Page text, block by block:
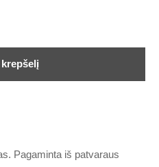
Pagaminta iš patvaraus